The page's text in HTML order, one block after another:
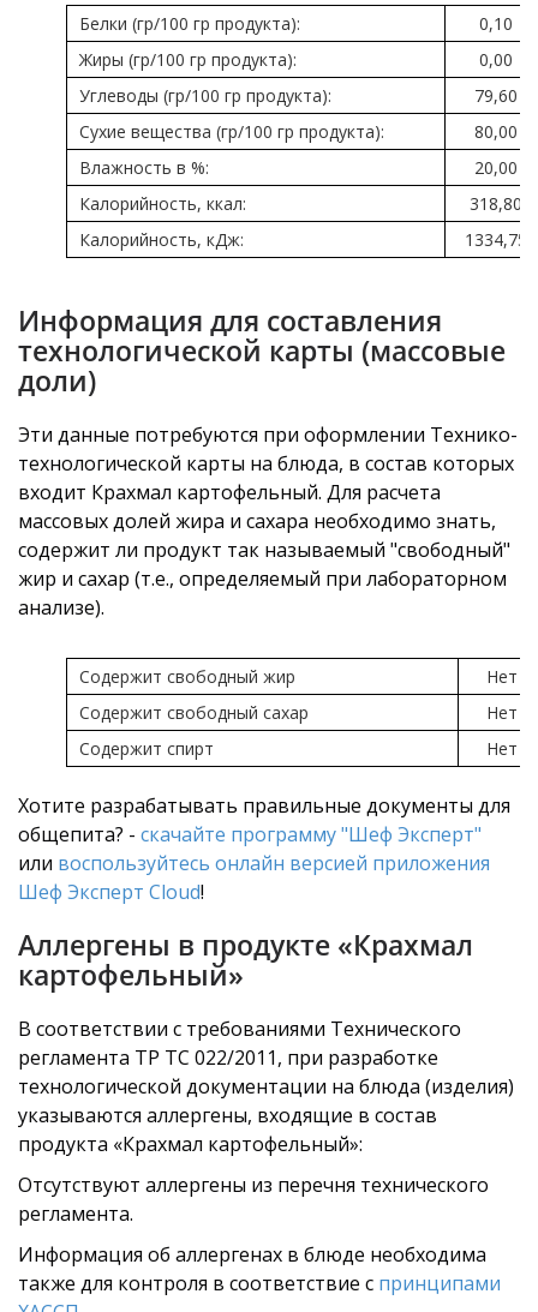
Белки (гр/100 гр продукта):
0,10
Жиры (гр/100 гр продукта):
0,00
Углеводы (гр/100 гр продукта):
79,60
Сухие вещества (гр/100 гр продукта):
80,00
Влажность в %:
20,00
Калорийность, ккал:
318,80
Калорийность, кДж:
1334,75
Информация для составления
технологической карты (массовые
доли)
Эти данные потребуются при оформлении Технико-
технологической карты на блюда, в состав которых
входит Крахмал картофельный. Для расчета
массовых долей жира и сахара необходимо знать,
содержит ли продукт так называемый "свободный"
жир и сахар (т.е., определяемый при лабораторном
анализе).
Содержит свободный жир
Нет
Содержит свободный сахар
Нет
Содержит спирт
Нет
Хотите разрабатывать правильные документы для
общепита? - скачайте программу "Шеф Эксперт"
или воспользуйтесь онлайн версией приложения
Шеф Эксперт Cloud!
Аллергены в продукте «Крахмал
картофельный»
В соответствии с требованиями Технического
регламента ТР ТС 022/2011, при разработке
технологической документации на блюда (изделия)
указываются аллергены, входящие в состав
продукта «Крахмал картофельный»:
Отсутствуют аллергены из перечня технического
регламента.
Информация об аллергенах в блюде необходима
также для контроля в соответствие с принципами